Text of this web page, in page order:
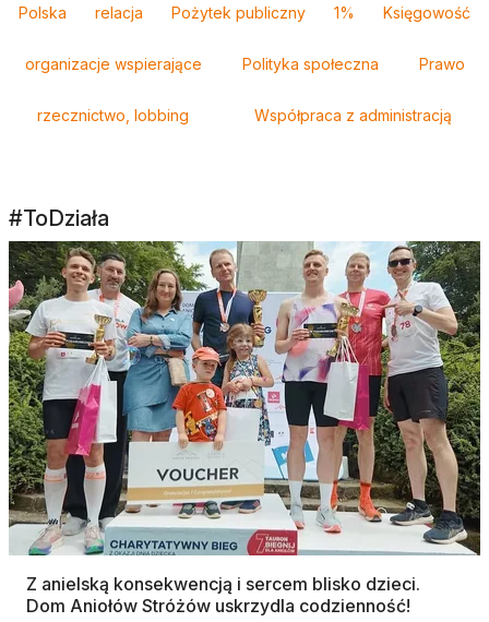
Polska relacja Pożytek publiczny 1% Księgowość
organizacje wspierające Polityka społeczna Prawo
rzecznictwo, lobbing Współpraca z administracją
#ToDziała
Z anielską konsekwencją i sercem blisko dzieci.
Dom Aniołów Stróżów uskrzydla codzienność!